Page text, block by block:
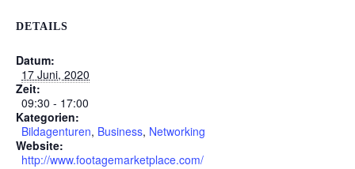
DETAILS
Datum:
17 Juni, 2020
Zeit:
09:30 - 17:00
Kategorien:
Bildagenturen, Business, Networking
Website:
http://www.footagemarketplace.com/